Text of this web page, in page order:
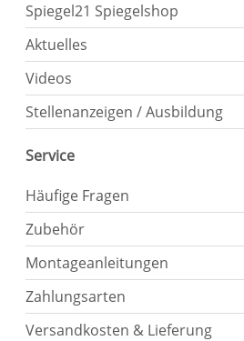
Spiegel21 Spiegelshop
Aktuelles
Videos
Stellenanzeigen / Ausbildung
Service
Häufige Fragen
Zubehör
Montageanleitungen
Zahlungsarten
Versandkosten & Lieferung